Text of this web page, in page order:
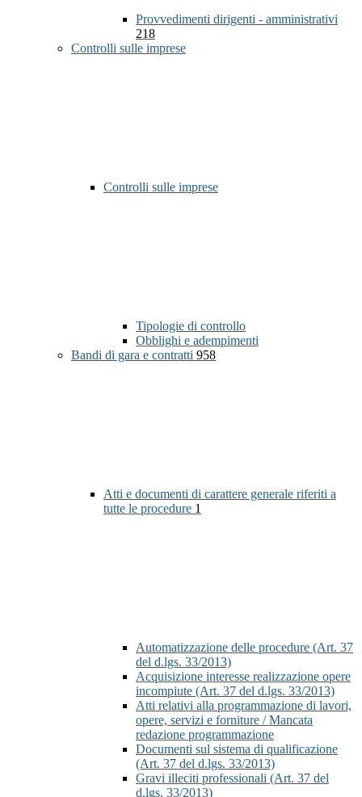
Provvedimenti dirigenti - amministrativi
218
Controlli sulle imprese
Controlli sulle imprese
Tipologie di controllo
Obblighi e adempimenti
Bandi di gara e contratti 958
Atti e documenti di carattere generale riferiti a
tutte le procedure 1
Automatizzazione delle procedure (Art. 37
del d.lgs. 33/2013)
Acquisizione interesse realizzazione opere
incompiute (Art. 37 del d.lgs. 33/2013)
Atti relativi alla programmazione di lavori,
opere, servizi e forniture / Mancata
redazione programmazione
Documenti sul sistema di qualificazione
(Art. 37 del d.lgs. 33/2013)
Gravi illeciti professionali (Art. 37 del
d.lgs. 33/2013)